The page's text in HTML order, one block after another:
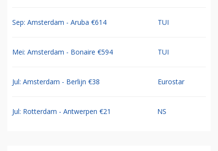
Sep: Amsterdam - Aruba €614 TUI
Mei: Amsterdam - Bonaire €594 TUI
Jul: Amsterdam - Berlijn €38 Eurostar
Jul: Rotterdam - Antwerpen €21 NS